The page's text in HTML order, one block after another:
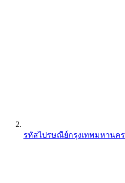
รหัสไปรษณีย์กรุงเทพมหานคร